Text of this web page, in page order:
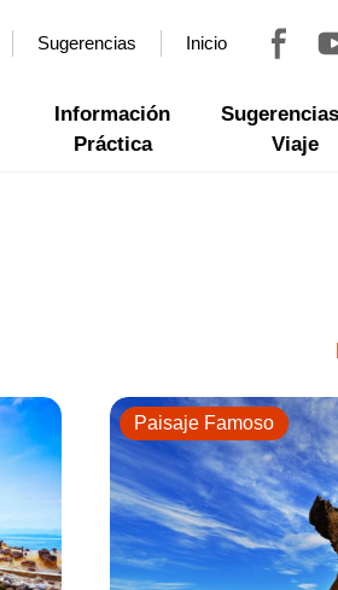
Sugerencias Inicio
Información
Práctica
Viaje
Paisaje Famoso